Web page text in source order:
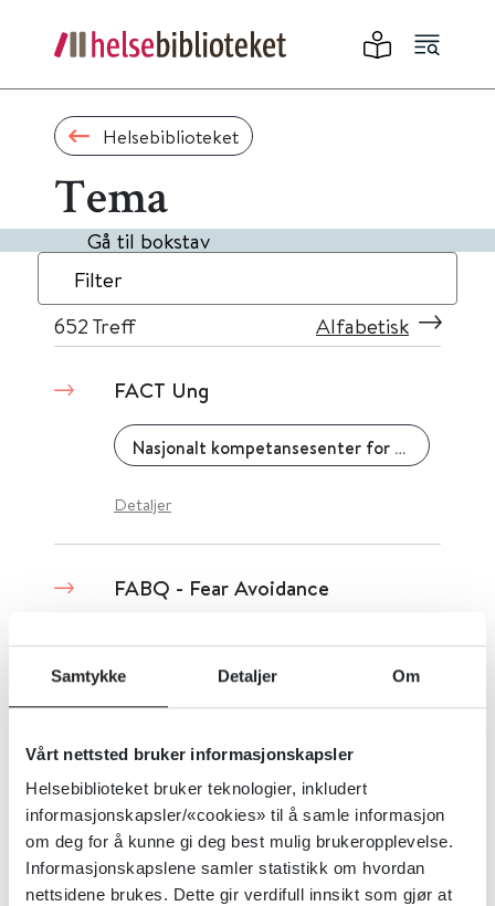
Samtykke Detaljer Om
Vårt nettsted bruker informasjonskapsler
Helsebiblioteket bruker teknologier, inkludert
informasjonskapsler/«cookies» til å samle informasjon
om deg for å kunne gi deg best mulig brukeropplevelse.
Informasjonskapslene samler statistikk om hvordan
nettsidene brukes. Dette gir verdifull innsikt som gjør at
Helsebiblioteket
Tema
Gå til bokstav
Filter
652 Treff Alfabetisk
FACT Ung
Nasjonalt kompetansesenter for psykisk helsearbeid (NAPHA)
Detaljer
FABQ - Fear Avoidance
Oslo Universitetssykehus
« 1 ... 62 63 64 65 66 »